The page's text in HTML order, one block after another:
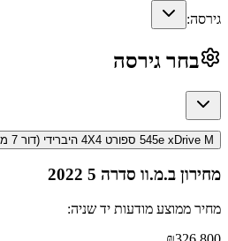
גירסה:
בחר גירסה
545e xDrive M ספורט 4X4 היברידי (דור 7 מתיחת פנים)
מחירון ב.מ.וו סדרה 5 2022
מחיר ממוצע מודעות יד שניה: